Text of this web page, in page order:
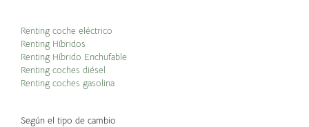
Renting coche eléctrico
Renting Híbridos
Renting Híbrido Enchufable
Renting coches diésel
Renting coches gasolina
Según el tipo de cambio